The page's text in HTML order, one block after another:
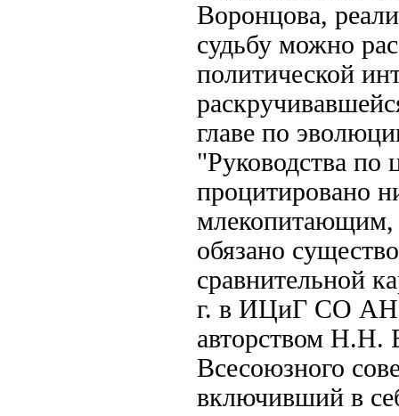
Воронцова,
судьбу можно
политической
главе по
"Руководства
процитировано
млекопитающим,
обязано
сравнительной
г. в ИЦиГ СО АН
авторством Н.Н.
Всесоюзного
включивший в